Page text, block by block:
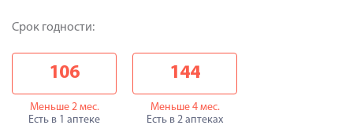
Срок годности:
106
Меньше 2 мес.
Есть в 1 аптеке
144
Меньше 4 мес.
Есть в 2 аптеках